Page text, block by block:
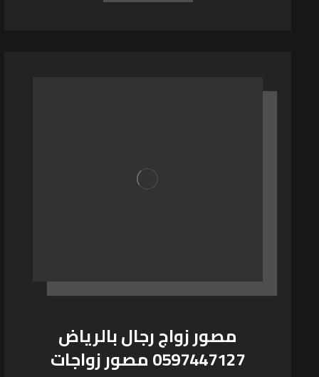
مصور زواج رجال بالرياض
0597447127 مصور زواجات